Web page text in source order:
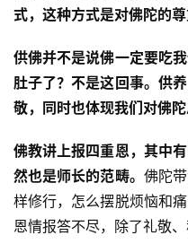
式，这种方式是对佛陀的尊
供佛并不是说佛一定要吃
肚子了？不是这回事。供
敬，同时也体现我们对佛陀
佛教讲上报四重恩，其中
然也是师长的范畴。 佛陀
样修行，怎么摆脱烦恼和
恩情报答不尽，除了礼敬